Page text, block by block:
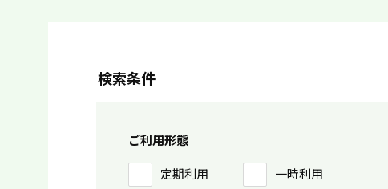
検索条件
ご利用形態
定期利用
一時利用